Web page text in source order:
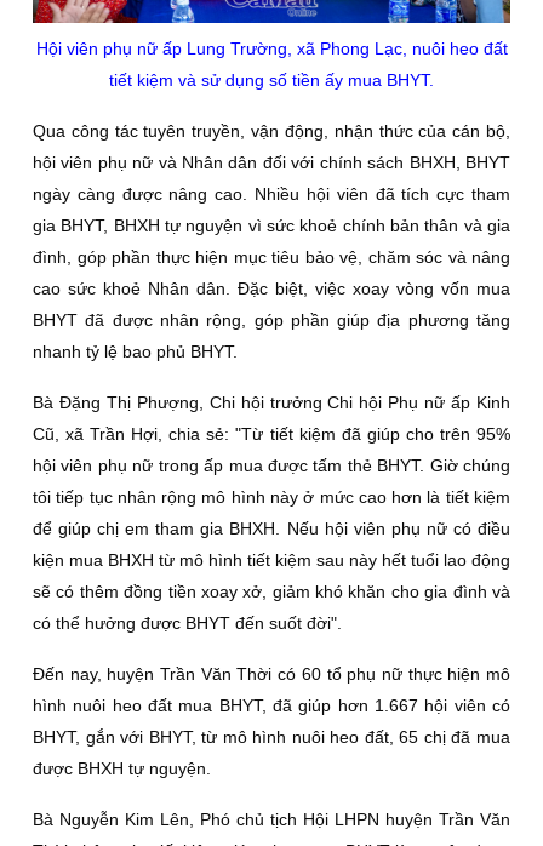
Hội viên phụ nữ ấp Lung Trường, xã Phong Lạc, nuôi heo đất
tiết kiệm và sử dụng số tiền ấy mua BHYT.
Qua công tác tuyên truyền, vận động, nhận thức của cán bộ,
hội viên phụ nữ và Nhân dân đối với chính sách BHXH, BHYT
ngày càng được nâng cao. Nhiều hội viên đã tích cực tham
gia BHYT, BHXH tự nguyện vì sức khoẻ chính bản thân và gia
đình, góp phần thực hiện mục tiêu bảo vệ, chăm sóc và nâng
cao sức khoẻ Nhân dân. Đặc biệt, việc xoay vòng vốn mua
BHYT đã được nhân rộng, góp phần giúp địa phương tăng
nhanh tỷ lệ bao phủ BHYT.
Bà Đặng Thị Phượng, Chi hội trưởng Chi hội Phụ nữ ấp Kinh
Cũ, xã Trần Hợi, chia sẻ: "Từ tiết kiệm đã giúp cho trên 95%
hội viên phụ nữ trong ấp mua được tấm thẻ BHYT. Giờ chúng
tôi tiếp tục nhân rộng mô hình này ở mức cao hơn là tiết kiệm
để giúp chị em tham gia BHXH. Nếu hội viên phụ nữ có điều
kiện mua BHXH từ mô hình tiết kiệm sau này hết tuổi lao động
sẽ có thêm đồng tiền xoay xở, giảm khó khăn cho gia đình và
có thể hưởng được BHYT đến suốt đời".
Đến nay, huyện Trần Văn Thời có 60 tổ phụ nữ thực hiện mô
hình nuôi heo đất mua BHYT, đã giúp hơn 1.667 hội viên có
BHYT, gắn với BHYT, từ mô hình nuôi heo đất, 65 chị đã mua
được BHXH tự nguyện.
Bà Nguyễn Kim Lên, Phó chủ tịch Hội LHPN huyện Trần Văn